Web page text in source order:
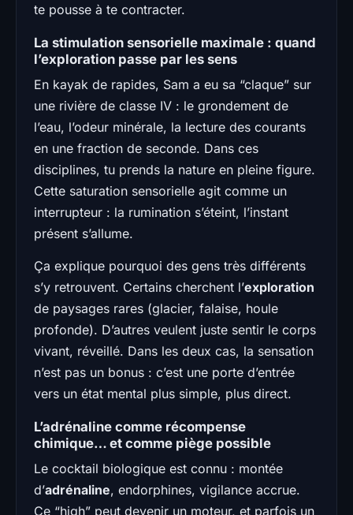
te pousse à te contracter.
La stimulation sensorielle maximale : quand
l’exploration passe par les sens
En kayak de rapides, Sam a eu sa “claque” sur
une rivière de classe IV : le grondement de
l’eau, l’odeur minérale, la lecture des courants
en une fraction de seconde. Dans ces
disciplines, tu prends la nature en pleine figure.
Cette saturation sensorielle agit comme un
interrupteur : la rumination s’éteint, l’instant
présent s’allume.
Ça explique pourquoi des gens très différents
s’y retrouvent. Certains cherchent l’exploration
de paysages rares (glacier, falaise, houle
profonde). D’autres veulent juste sentir le corps
vivant, réveillé. Dans les deux cas, la sensation
n’est pas un bonus : c’est une porte d’entrée
vers un état mental plus simple, plus direct.
L’adrénaline comme récompense
chimique… et comme piège possible
Le cocktail biologique est connu : montée
d’adrénaline, endorphines, vigilance accrue.
Ce “high” peut devenir un moteur, et parfois un